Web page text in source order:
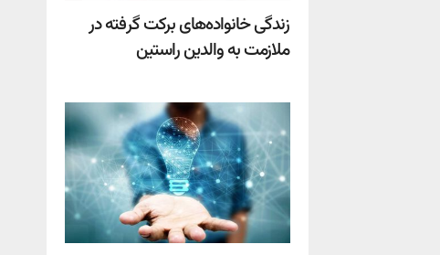
زندگی خانواده‌های برکت گرفته در
ملازمت به والدین راستین